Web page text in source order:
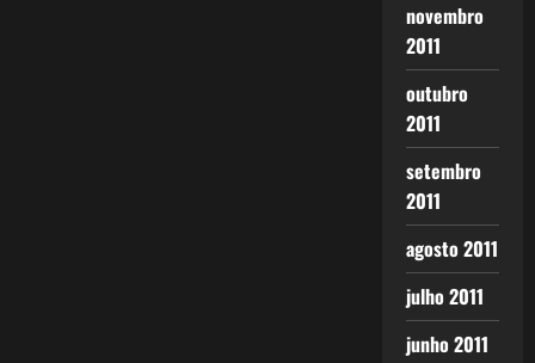
novembro
2011
outubro
2011
setembro
2011
agosto 2011
julho 2011
junho 2011